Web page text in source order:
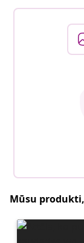
Mūsu